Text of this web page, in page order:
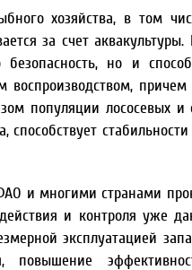
хозяйства, в том
за счет
но и
воспроизводством,
популяции лососевых и
способствует
и многими странами
и контроля уже
эксплуатацией
повышение